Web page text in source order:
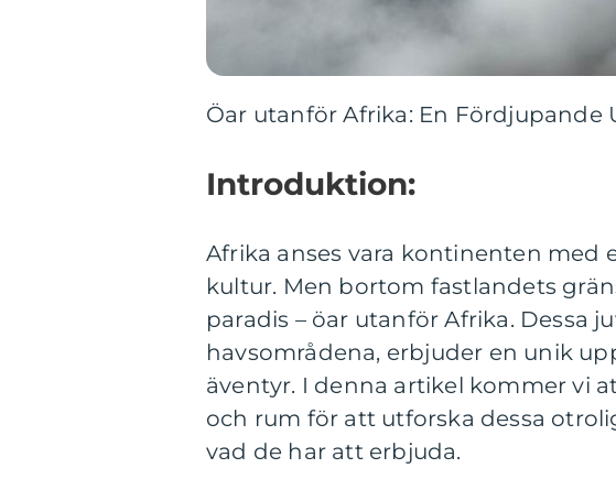
Öar utanför Afrika: En Fördjupande
Introduktion:
Afrika anses vara kontinenten med
kultur. Men bortom fastlandets
paradis – öar utanför Afrika. Dessa
havsområdena, erbjuder en unik
äventyr. I denna artikel kommer vi
och rum för att utforska dessa
vad de har att erbjuda.